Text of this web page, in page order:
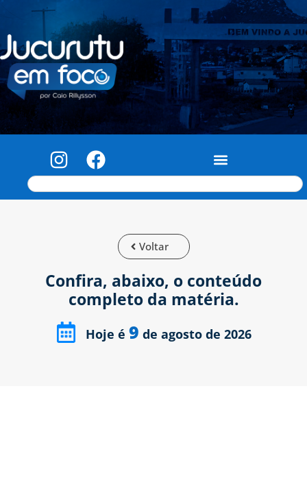
Voltar
Confira, abaixo, o conteúdo
completo da matéria.
Hoje é 9 de agosto de 2026